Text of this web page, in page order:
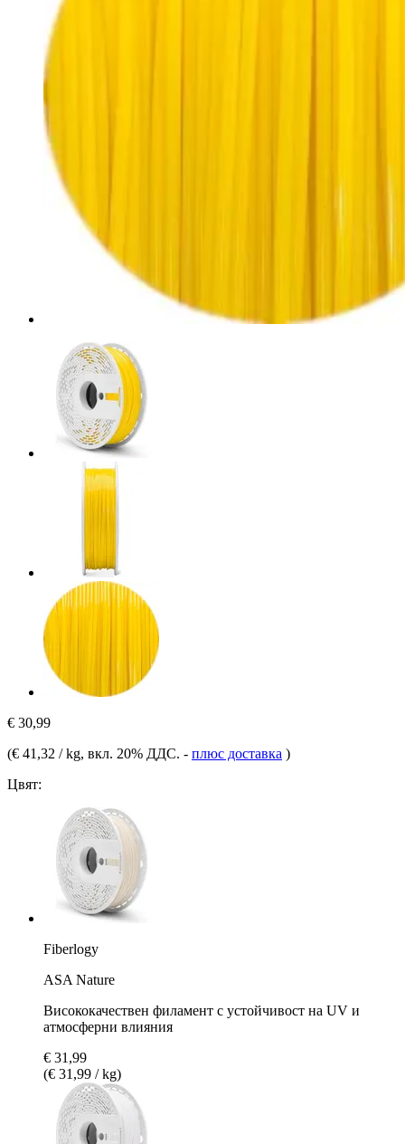
€ 30,99
(€ 41,32 / kg, вкл. 20% ДДС. - плюс доставка )
Цвят:
Fiberlogy
ASA Nature
Висококачествен филамент с устойчивост на UV и
атмосферни влияния
€ 31,99
(€ 31,99 / kg)